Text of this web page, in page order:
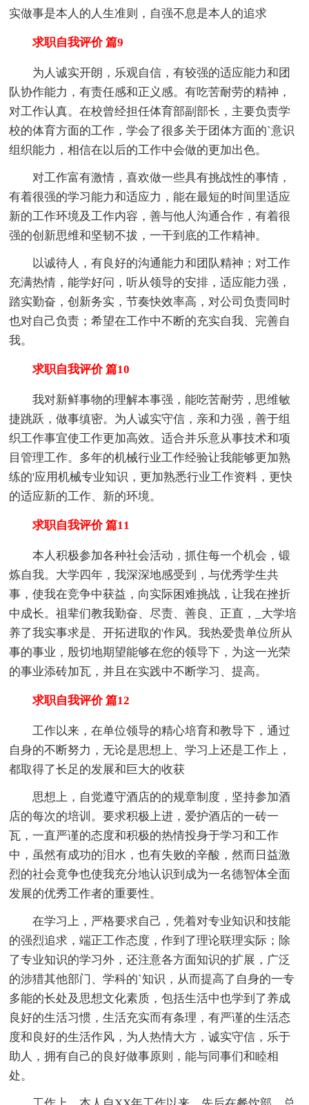
实做事是本人的人生准则，自强不息是本人的追求
求职自我评价 篇9
为人诚实开朗，乐观自信，有较强的适应能力和团
队协作能力，有责任感和正义感。有吃苦耐劳的精神，
对工作认真。在校曾经担任体育部副部长，主要负责学
校的体育方面的工作，学会了很多关于团体方面的`意识
组织能力，相信在以后的工作中会做的更加出色。
对工作富有激情，喜欢做一些具有挑战性的事情，
有着很强的学习能力和适应力，能在最短的时间里适应
新的工作环境及工作内容，善与他人沟通合作，有着很
强的创新思维和坚韧不拔，一干到底的工作精神。
以诚待人，有良好的沟通能力和团队精神；对工作
充满热情，能学好问，听从领导的安排，适应能力强，
踏实勤奋，创新务实，节奏快效率高，对公司负责同时
也对自己负责；希望在工作中不断的充实自我、完善自
我。
求职自我评价 篇10
我对新鲜事物的理解本事强，能吃苦耐劳，思维敏
捷跳跃，做事缜密。为人诚实守信，亲和力强，善于组
织工作事宜使工作更加高效。适合并乐意从事技术和项
目管理工作。多年的机械行业工作经验让我能够更加熟
练的'应用机械专业知识，更加熟悉行业工作资料，更快
的适应新的工作、新的环境。
求职自我评价 篇11
本人积极参加各种社会活动，抓住每一个机会，锻
炼自我。大学四年，我深深地感受到，与优秀学生共
事，使我在竞争中获益，向实际困难挑战，让我在挫折
中成长。祖辈们教我勤奋、尽责、善良、正直，_大学培
养了我实事求是、开拓进取的'作风。我热爱贵单位所从
事的事业，殷切地期望能够在您的领导下，为这一光荣
的事业添砖加瓦，并且在实践中不断学习、提高。
求职自我评价 篇12
工作以来，在单位领导的精心培育和教导下，通过
自身的不断努力，无论是思想上、学习上还是工作上，
都取得了长足的发展和巨大的收获
思想上，自觉遵守酒店的的规章制度，坚持参加酒
店的每次的培训。要求积极上进，爱护酒店的一砖一
瓦，一直严谨的态度和积极的热情投身于学习和工作
中，虽然有成功的泪水，也有失败的辛酸，然而日益激
烈的社会竟争也使我充分地认识到成为一名德智体全面
发展的优秀工作者的重要性。
在学习上，严格要求自己，凭着对专业知识和技能
的强烈追求，端正工作态度，作到了理论联理实际；除
了专业知识的学习外，还注意各方面知识的扩展，广泛
的涉猎其他部门、学科的`知识，从而提高了自身的一专
多能的长处及思想文化素质，包括生活中也学到了养成
良好的生活习惯，生活充实而有条理，有严谨的生活态
度和良好的生活作风，为人热情大方，诚实守信，乐于
助人，拥有自己的良好做事原则，能与同事们和睦相
处。